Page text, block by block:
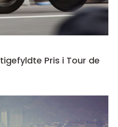
Pris i Tour de